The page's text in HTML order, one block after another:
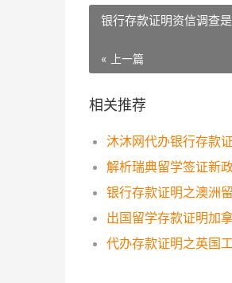
银行存款证明资信调查
« 上一篇
相关推荐
沐沐网代办银行存款
解析瑞典留学签证新
银行存款证明之澳洲
出国留学存款证明加
代办存款证明之英国